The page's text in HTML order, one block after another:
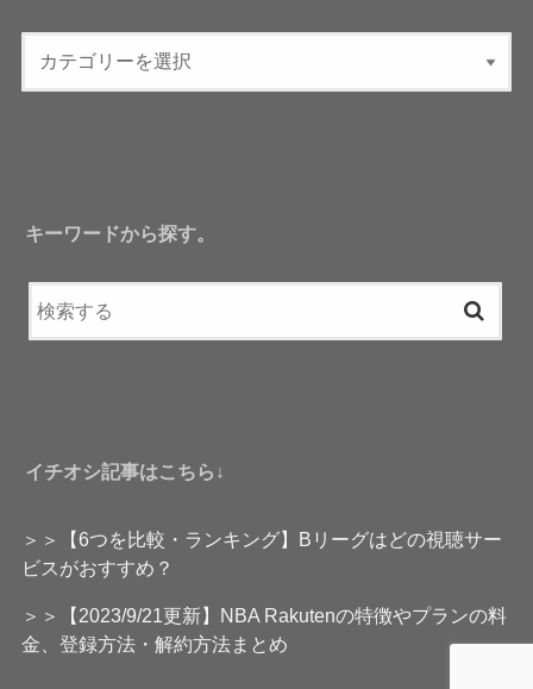
キーワードから探す。
イチオシ記事はこちら↓
＞＞【6つを比較・ランキング】Bリーグはどの視聴サー
ビスがおすすめ？
＞＞【2023/9/21更新】NBA Rakutenの特徴やプランの料
金、登録方法・解約方法まとめ